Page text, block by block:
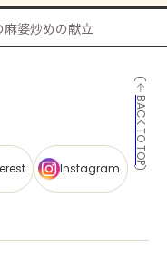
麻婆炒めの献立
BACK TO TOP
Instagram